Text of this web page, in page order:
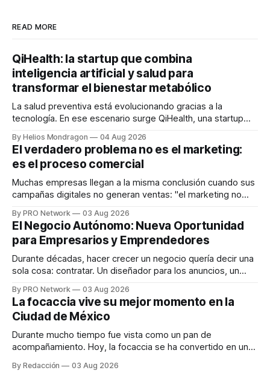
READ MORE
QiHealth: la startup que combina
inteligencia artificial y salud para
transformar el bienestar metabólico
La salud preventiva está evolucionando gracias a la
tecnología. En ese escenario surge QiHealth, una startup
dispositivos inteligentes, inteligencia artificial y monitoreo
en tiempo real para ayudar a las personas a tomar mejores
decisiones sobre su salud metabólica. Su propuesta busca
responder
By Helios Mondragon 04 Aug 2026
El verdadero problema no es el marketing:
es el proceso comercial
Muchas empresas llegan a la misma conclusión cuando sus
campañas digitales no generan ventas: "el marketing no
INTERIUS, el problema suele estar en otro lugar. Durante
una entrevista para el podcast SER PRO, el especialista en
marketing digital explicó que
By PRO Network 03 Aug 2026
El Negocio Autónomo: Nueva Oportunidad
para Empresarios y Emprendedores
Durante décadas, hacer crecer un negocio quería decir una
sola cosa: contratar. Un diseñador para los anuncios, un
para los textos, alguien que supiera de publicidad digital
para encontrar prospectos, un vendedor para atender
llamadas y mensajes, y —con suerte— una persona
By PRO Network 03 Aug 2026
La focaccia vive su mejor momento en la
Ciudad de México
Durante mucho tiempo fue vista como un pan de
acompañamiento. Hoy, la focaccia se ha convertido en uno
artesanal, ingredientes de calidad y experiencias que
By Redacción 03 Aug 2026